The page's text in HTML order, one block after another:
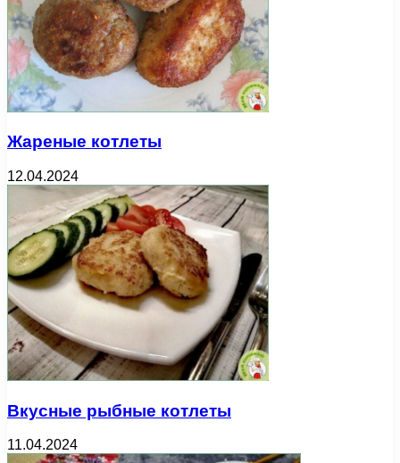
Жареные котлеты
12.04.2024
Вкусные рыбные котлеты
11.04.2024